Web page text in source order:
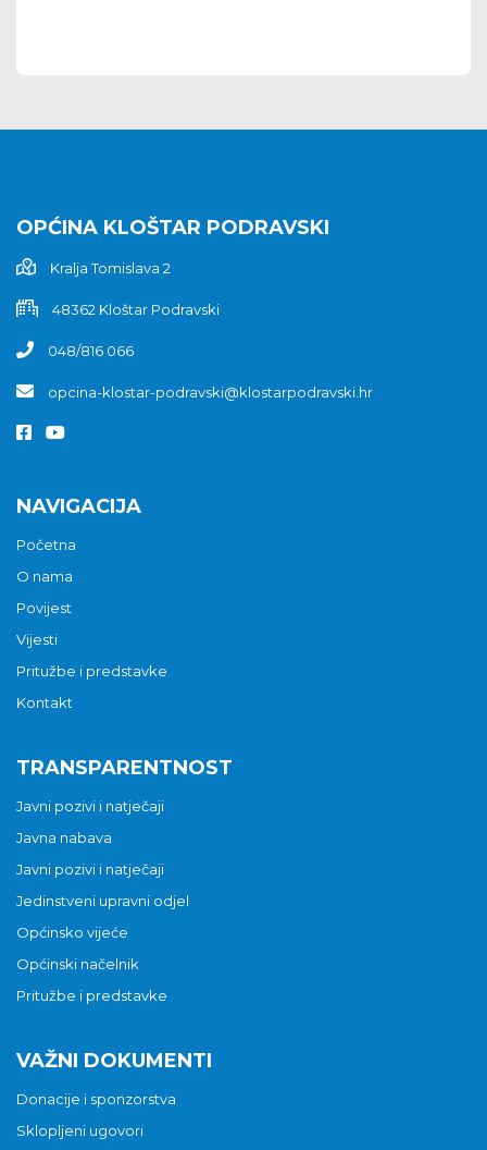
OPĆINA KLOŠTAR PODRAVSKI
Kralja Tomislava 2
48362 Kloštar Podravski
048/816 066
opcina-klostar-podravski@klostarpodravski.hr
NAVIGACIJA
Početna
O nama
Povijest
Vijesti
Pritužbe i predstavke
Kontakt
TRANSPARENTNOST
Javni pozivi i natječaji
Javna nabava
Javni pozivi i natječaji
Jedinstveni upravni odjel
Općinsko vijeće
Općinski načelnik
Pritužbe i predstavke
VAŽNI DOKUMENTI
Donacije i sponzorstva
Sklopljeni ugovori